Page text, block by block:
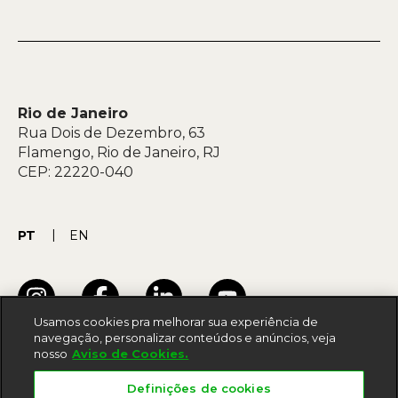
Rio de Janeiro
Rua Dois de Dezembro, 63
Flamengo, Rio de Janeiro, RJ
CEP: 22220-040
PT EN
Usamos cookies pra melhorar sua experiência de
navegação, personalizar conteúdos e anúncios, veja
nosso Aviso de Cookies.
Definições de cookies